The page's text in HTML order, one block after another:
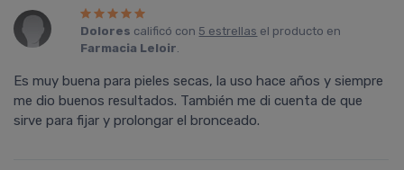
Dolores calificó con 5 estrellas el producto en
Farmacia Leloir.
Es muy buena para pieles secas, la uso hace años y siempre
me dio buenos resultados. También me di cuenta de que
sirve para fijar y prolongar el bronceado.